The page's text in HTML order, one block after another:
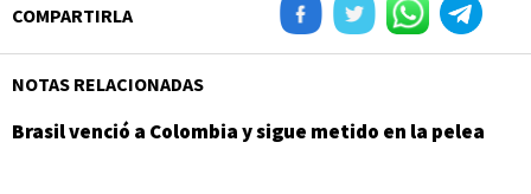
COMPARTIRLA
NOTAS RELACIONADAS
Brasil venció a Colombia y sigue metido en la pelea